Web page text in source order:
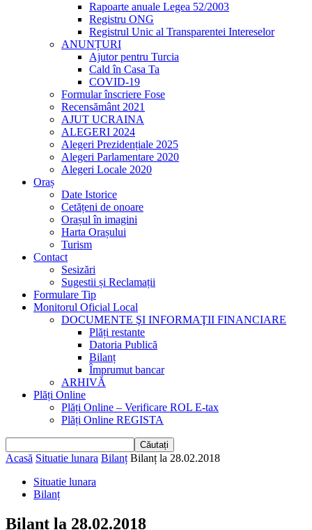
Rapoarte anuale Legea 52/2003
Registru ONG
Registrul Unic al Transparentei Intereselor
ANUNȚURI
Ajutor pentru Turcia
Cald în Casa Ta
COVID-19
Formular înscriere Fose
Recensământ 2021
AJUT UCRAINA
ALEGERI 2024
Alegeri Prezidențiale 2025
Alegeri Parlamentare 2020
Alegeri Locale 2020
Oraș
Date Istorice
Cetățeni de onoare
Orașul în imagini
Harta Orașului
Turism
Contact
Sesizări
Sugestii și Reclamații
Formulare Tip
Monitorul Oficial Local
DOCUMENTE ŞI INFORMAŢII FINANCIARE
Plăți restante
Datoria Publică
Bilanț
Împrumut bancar
ARHIVĂ
Plăți Online
Plăți Online – Verificare ROL E-tax
Plăți Online REGISTA
Acasă Situatie lunara Bilanț Bilanț la 28.02.2018
Situatie lunara
Bilanț
Bilanț la 28.02.2018